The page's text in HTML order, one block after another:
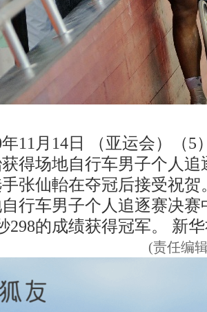
年11月14日 （亚运会）（
得场地自行车男子个人追
张仙軩在夺冠后接受祝贺
行车男子个人追逐赛决赛
298的成绩获得冠军。 新
(责任编